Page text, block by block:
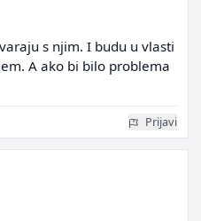
s njim. I budu u vlasti
A ako bi bilo problema
Prijavi